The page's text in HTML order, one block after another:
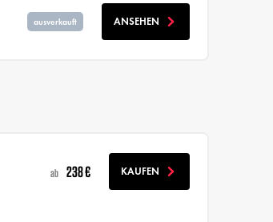
ausverkauft ANSEHEN
ab 238 € KAUFEN